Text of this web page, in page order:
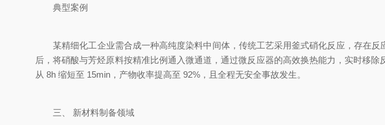
典型案例
某精细化工企业需合成一种高纯度染料中间体，传统工艺采用釜式硝化反应，存在反
后，将硝酸与芳烃原料按精准比例通入微通道，通过微反应器的高效换热能力，实时移
从 8h 缩短至 15min，产物收率提高至 92%，且全程无安全事故发生。
三、 新材料制备领域